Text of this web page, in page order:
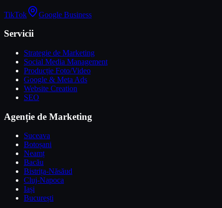
TikTok Google Business
Servicii
Strategie de Marketing
Social Media Management
Producție Foto/Video
Google & Meta Ads
Website Creation
SEO
Agenție de Marketing
Suceava
Botoșani
Neamț
Bacău
Bistrița-Năsăud
Cluj-Napoca
Iași
București